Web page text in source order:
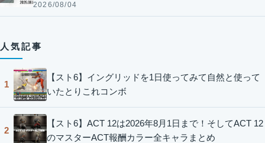
2026/08/04
人気記事
1
【スト6】イングリッドを1日使ってみて自然と使って
いたとりこれコンボ
2
【スト6】ACT 12は2026年8月1日まで！そしてACT 12
のマスターACT報酬カラー全キャラまとめ